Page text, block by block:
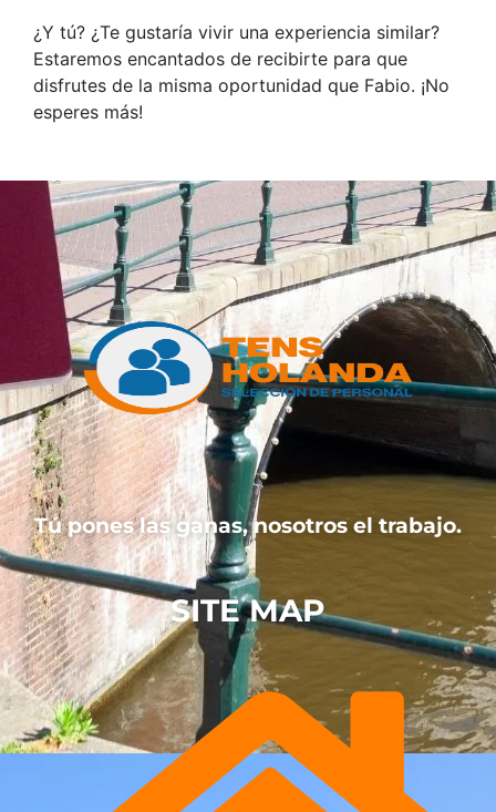
¿Y tú? ¿Te gustaría vivir una experiencia similar?
Estaremos encantados de recibirte para que
disfrutes de la misma oportunidad que Fabio. ¡No
esperes más!
Tú pones las ganas, nosotros el trabajo.
SITE MAP